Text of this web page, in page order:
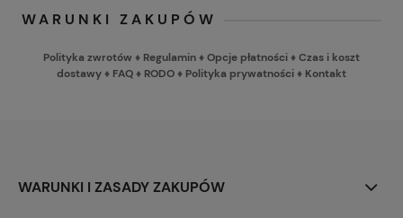
WARUNKI ZAKUPÓW
Polityka zwrotów ♦ Regulamin♦Opcje płatności♦Czas i koszt
dostawy♦ FAQ♦ RODO♦ Polityka prywatności♦ Kontakt
WARUNKI I ZASADY ZAKUPÓW